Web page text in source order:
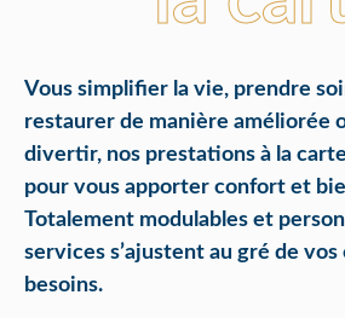
Vous simplifier la vie, prendre
restaurer de manière améliorée
divertir, nos prestations à la
pour vous apporter confort et
Totalement modulables et
services s’ajustent au gré de
besoins.